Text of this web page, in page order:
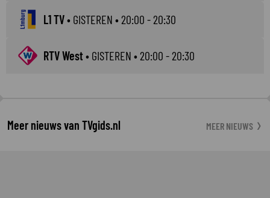
L1 TV• GISTEREN • 20:00 - 20:30
RTV West• GISTEREN • 20:00 - 20:30
Meer nieuws van TVgids.nl MEER NIEUWS